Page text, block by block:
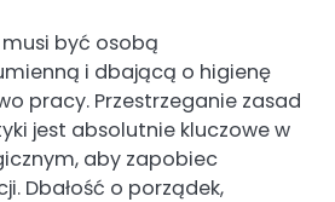
być osobą
i dbającą o higienę
pracy. Przestrzeganie zasad
jest absolutnie kluczowe w
aby zapobiec
Dbałość o porządek,